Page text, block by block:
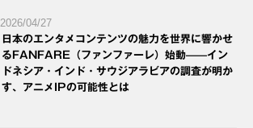
2026/04/27
日本のエンタメコンテンツの魅力を世界に響かせ
るFANFARE（ファンファーレ）始動——イン
ドネシア・インド・サウジアラビアの調査が明か
す、アニメIPの可能性とは